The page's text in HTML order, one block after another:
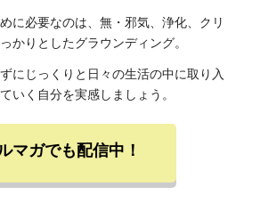
に必要なのは、無・邪気、浄化、クリ
かりとしたグラウンディング。
にじっくりと日々の生活の中に取り入
いく自分を実感しましょう。
マガでも配信中！